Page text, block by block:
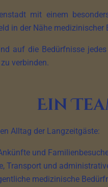
mit einem
in der Nähe
auf die Bedürfnisse
verbinden.
Ein
Alltag der Langzeitgäste:
und
Transport und
medizinische